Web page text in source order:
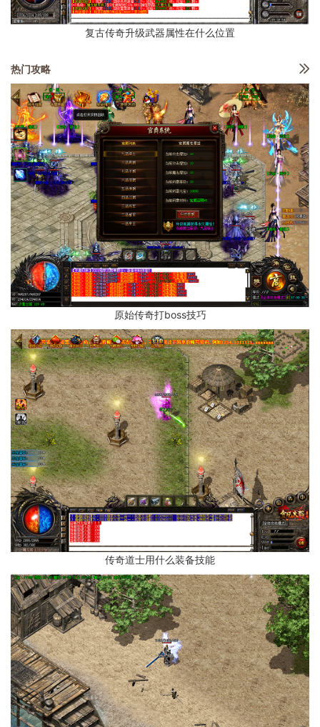
复古传奇升级武器属性在什么位置
热门攻略
原始传奇打boss技巧
传奇道士用什么装备技能